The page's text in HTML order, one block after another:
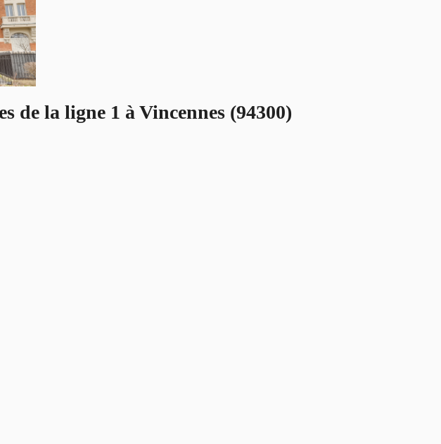
de la ligne 1 à Vincennes (94300)